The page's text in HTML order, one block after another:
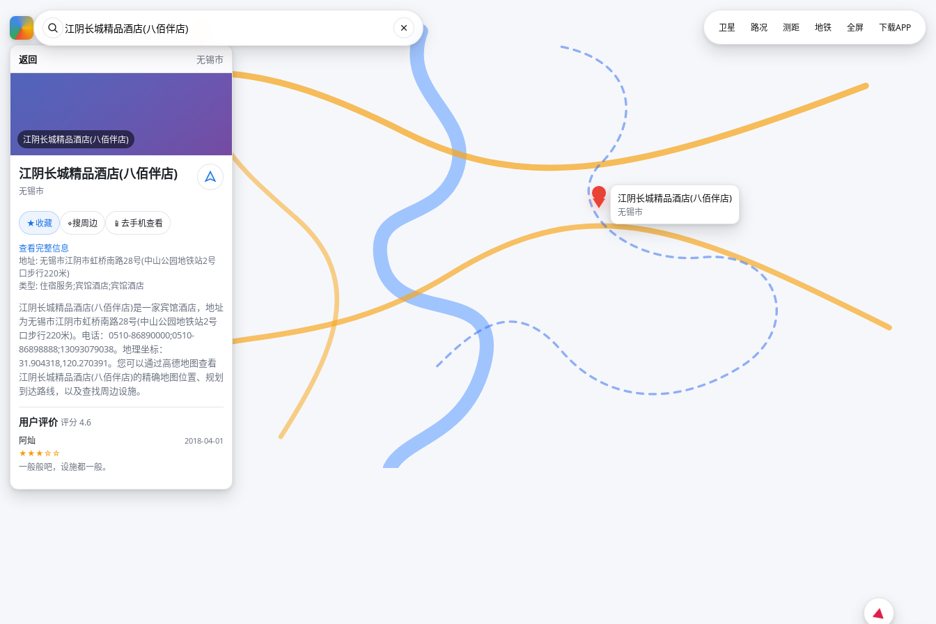
返回 无锡市
江阴长城精品酒店(八佰伴店)
江阴长城精品酒店(八佰伴店)
无锡市
★收藏 ⌖搜周边 📱 去手机查看
查看完整信息
地址: 无锡市江阴市虹桥南路28号(中山公园地铁站2号
口步行220米)
类型: 住宿服务;宾馆酒店;宾馆酒店
江阴长城精品酒店(八佰伴店)是一家宾馆酒店，地址
为无锡市江阴市虹桥南路28号(中山公园地铁站2号
口步行220米)。电话：0510-86890000;0510-
86898888;13093079038。地理坐标：
31.904318,120.270391。您可以通过高德地图查看
江阴长城精品酒店(八佰伴店)的精确地图位置、规划
到达路线，以及查找周边设施。
用户评价评分 4.6
阿灿
2018-04-01
★★★☆☆
一般般吧，设施都一般。
江阴长城精品酒店(八佰伴店)
无锡市
卫星 路况 测距 地铁 全屏 下载APP